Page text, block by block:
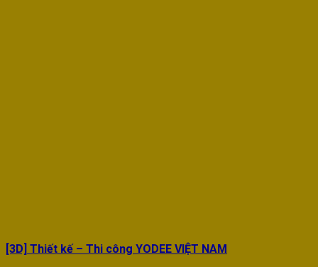
[3D] Thiết kế – Thi công YODEE VIỆT NAM